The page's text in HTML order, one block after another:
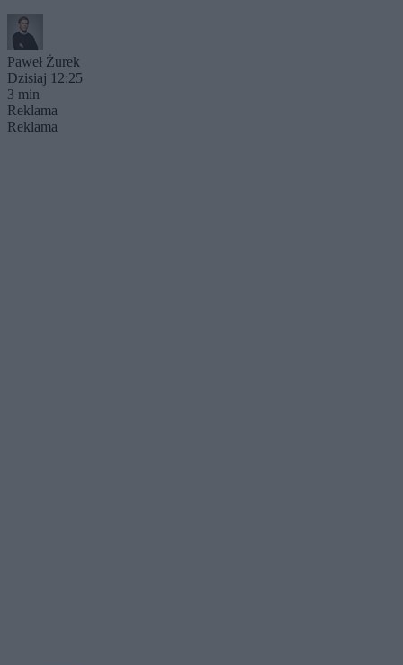
Paweł Żurek
Dzisiaj 12:25
3 min
Reklama
Reklama